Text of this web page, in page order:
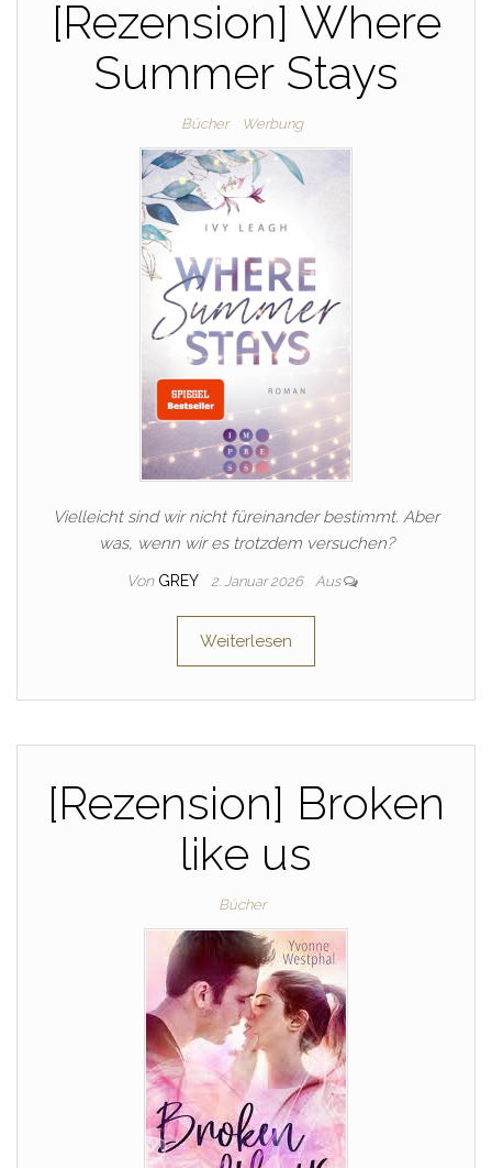
[Rezension] Where
Summer Stays
Bücher Werbung
Vielleicht sind wir nicht füreinander bestimmt. Aber
was, wenn wir es trotzdem versuchen?
Von GREY 2. Januar 2026 Aus
Weiterlesen
[Rezension] Broken
like us
Bücher